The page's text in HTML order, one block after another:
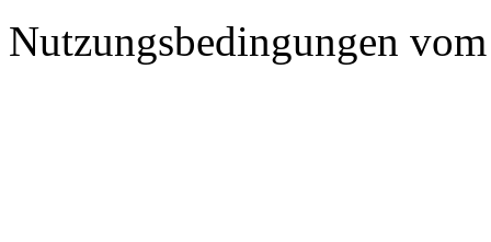
Nutzungsbedingungen